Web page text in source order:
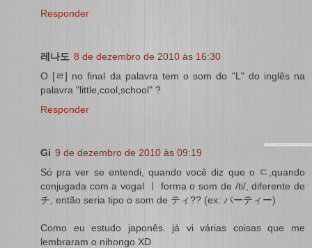
Responder
레나도 8 de dezembro de 2010 às 16:30
O [ㄹ] no final da palavra tem o som do "L" do inglês na
palavra "little,cool,school" ?
Responder
Gi 9 de dezembro de 2010 às 09:19
Só pra ver se entendi, quando você diz que o ㄷ,quando
conjugada com a vogal ㅣ forma o som de /ti/, diferente de
チ, então seria tipo o som de ティ?? (ex: パーティー)
Como eu estudo japonês. já vi várias coisas que me
lembraram o nihongo XD